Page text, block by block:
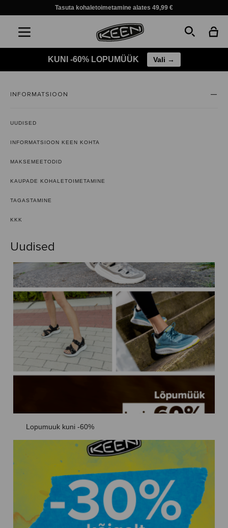
Tasuta kohaletoimetamine alates 49,99 €
KUNI -60% LOPUMÜÜK Vali →
INFORMATSIOON
UUDISED
INFORMATSIOON KEEN KOHTA
MAKSEMEETODID
KAUPADE KOHALETOIMETAMINE
TAGASTAMINE
KKK
Uudised
Lopumuuk kuni -60%